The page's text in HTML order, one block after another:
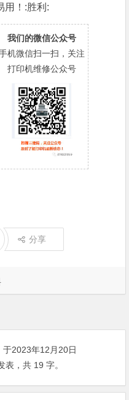
用！:胜利:
我们的微信公众号
机微信扫一扫，关注
打印机维修公众号
分享
于2023年12月20日
表，共 19 字。